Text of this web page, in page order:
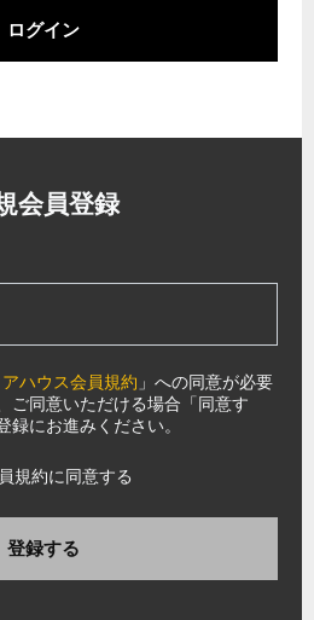
ログイン
会員登録
ハウス会員規約 」への同意が必要
ご同意いただける場合「同意す
にお進みください。
規約に同意する
登録する